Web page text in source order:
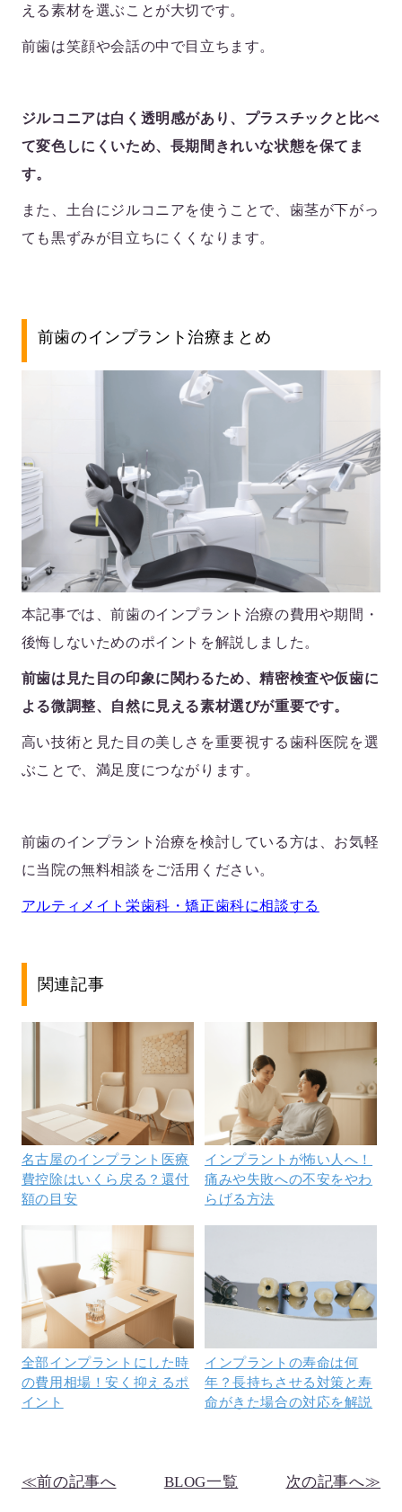
える素材を選ぶことが大切です。
前歯は笑顔や会話の中で目立ちます。
ジルコニアは白く透明感があり、プラスチックと比べ
て変色しにくいため、長期間きれいな状態を保てま
す。
また、土台にジルコニアを使うことで、歯茎が下がっ
ても黒ずみが目立ちにくくなります。
前歯のインプラント治療まとめ
本記事では、前歯のインプラント治療の費用や期間・
後悔しないためのポイントを解説しました。
前歯は見た目の印象に関わるため、精密検査や仮歯に
よる微調整、自然に見える素材選びが重要です。
高い技術と見た目の美しさを重要視する歯科医院を選
ぶことで、満足度につながります。
前歯のインプラント治療を検討している方は、お気軽
に当院の無料相談をご活用ください。
アルティメイト栄歯科・矯正歯科に相談する
関連記事
名古屋のインプラント医療
費控除はいくら戻る？還付
額の目安
インプラントが怖い人へ！
痛みや失敗への不安をやわ
らげる方法
全部インプラントにした時
の費用相場！安く抑えるポ
イント
インプラントの寿命は何
年？長持ちさせる対策と寿
命がきた場合の対応を解説
≪前の記事へ BLOG一覧 次の記事へ≫